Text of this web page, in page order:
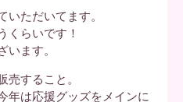
ただいてます。
くらいです！
います。
売すること。
年は応援グッズをメインに